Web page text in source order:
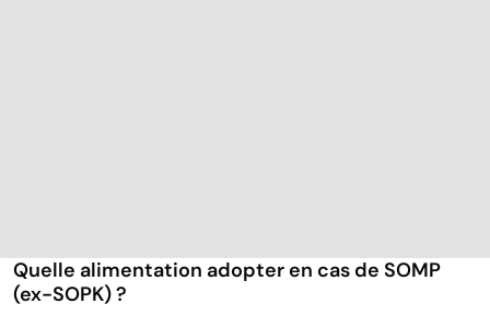
Quelle alimentation adopter en cas de SOMP
(ex-SOPK) ?